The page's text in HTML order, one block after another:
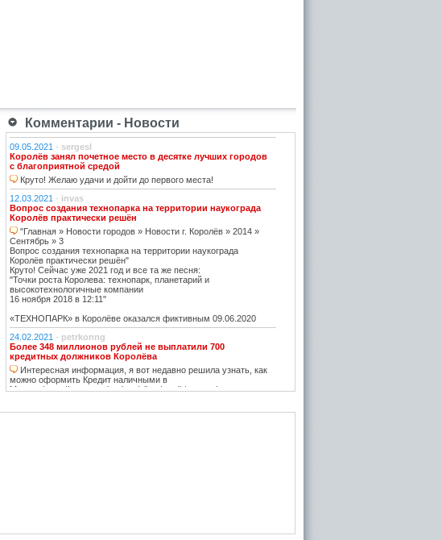
Комментарии - Новости
09.05.2021 - sergesl
Королёв занял почетное место в десятке лучших городов
с благоприятной средой
Круто! Желаю удачи и дойти до первого места!
12.03.2021 - invas
Вопрос создания технопарка на территории наукограда
Королёв практически решён
"Главная » Новости городов » Новости г. Королёв » 2014 »
Сентябрь » 3
Вопрос создания технопарка на территории наукограда
Королёв практически решён"
Круто! Сейчас уже 2021 год и все та же песня:
"Точки роста Королева: технопарк, планетарий и
высокотехнологичные компании
16 ноября 2018 в 12:11"
«ТЕХНОПАРК» в Королёве оказался фиктивным 09.06.2020
24.02.2021 - petrkonng
Более 348 миллионов рублей не выплатили 700
кредитных должников Королёва
Интересная информация, я вот недавно решила узнать, как
можно оформить Кредит наличными в
Москве https://www.vostbank.ru/client/credit/ тут информацию в